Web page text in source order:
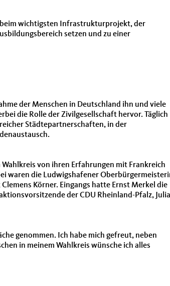
beim wichtigsten Infrastrukturprojekt, der
setzen und zu einer
der Menschen in Deutschland ihn und viele
die Rolle der Zivilgesellschaft hervor. Täglich
Städtepartnerschaften, in der
von ihren Erfahrungen mit Frankreich
waren die Ludwigshafener
Körner. Eingangs hatte Ernst Merkel die
der CDU Rheinland-Pfalz, Julia
genommen. Ich habe mich gefreut, neben
in meinem Wahlkreis wünsche ich alles